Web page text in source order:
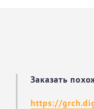
Заказать
https://